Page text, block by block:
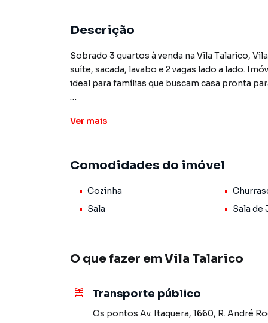
Descrição
Sobrado 3 quartos à venda na Vila Talarico,
suíte, sacada, lavabo e 2 vagas lado a lado.
ideal para famílias que buscam casa pronta
distribuição clássica de sobrado tradicional.
acesso facilitado à parte externa.
No pavimento superior fica toda a parte
privativo, mais 1 banheiro social que atende
A garagem comporta 2 carros lado a lado,
A localização na Vila Talarico/Vila Matilde
Vermelha do Metrô, ao Shopping Penha e à
Ver mais
Comodidades do imóvel
Cozinha
Sala
Sala de
O que fazer em Vila Talarico
Transporte público
Os pontos Av. Itaquera, 1660, R. André